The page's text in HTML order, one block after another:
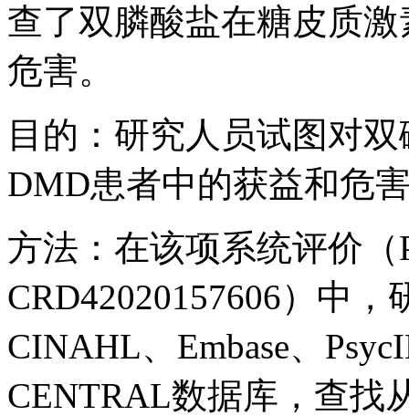
查了双膦酸盐在糖皮质
危害。
目的：研究人员试图对
DMD患者中的获益和危
方法：在该项系统评价（
CRD42020157606）中
CINAHL、Embase、
CENTRAL数据库，查找